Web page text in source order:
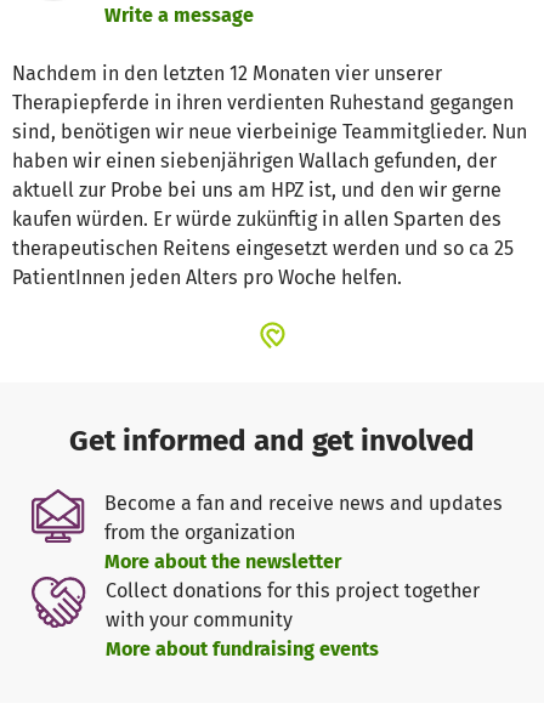
Write a message
Nachdem in den letzten 12 Monaten vier unserer
Therapiepferde in ihren verdienten Ruhestand gegangen
sind, benötigen wir neue vierbeinige Teammitglieder. Nun
haben wir einen siebenjährigen Wallach gefunden, der
aktuell zur Probe bei uns am HPZ ist, und den wir gerne
kaufen würden. Er würde zukünftig in allen Sparten des
therapeutischen Reitens eingesetzt werden und so ca 25
PatientInnen jeden Alters pro Woche helfen.
Get informed and get involved
Become a fan and receive news and updates
from the organization
More about the newsletter
Collect donations for this project together
with your community
More about fundraising events